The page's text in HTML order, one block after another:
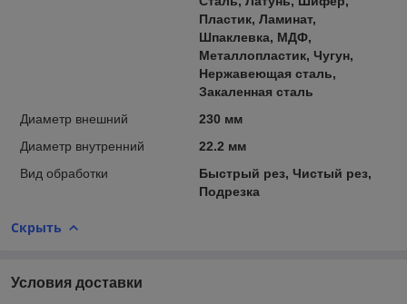
Пластик, Ламинат,
Шпаклевка, МДФ,
Металлопластик, Чугун,
Нержавеющая сталь,
Закаленная сталь
Диаметр внешний
230 мм
Диаметр внутренний
22.2 мм
Вид обработки
Быстрый рез, Чистый рез,
Подрезка
Скрыть
Условия доставки